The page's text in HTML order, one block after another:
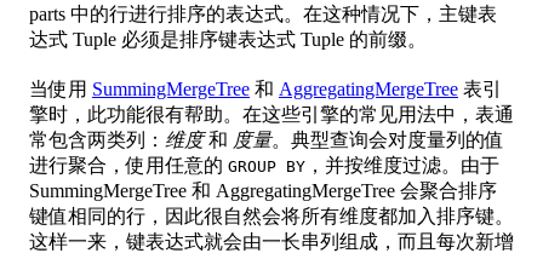
parts 中的行进行排序的表达式。在这种情况下，主键表
达式 Tuple 必须是排序键表达式 Tuple 的前缀。
当使用 SummingMergeTree 和 AggregatingMergeTree 表引
擎时，此功能很有帮助。在这些引擎的常见用法中，表通
常包含两类列： 维度和 度量。典型查询会对度量列的值
进行聚合，使用任意的 GROUP BY ，并按维度过滤。由于
SummingMergeTree 和 AggregatingMergeTree 会聚合排序
键值相同的行，因此很自然会将所有维度都加入排序键。
这样一来，键表达式就会由一长串列组成，而且每次新增